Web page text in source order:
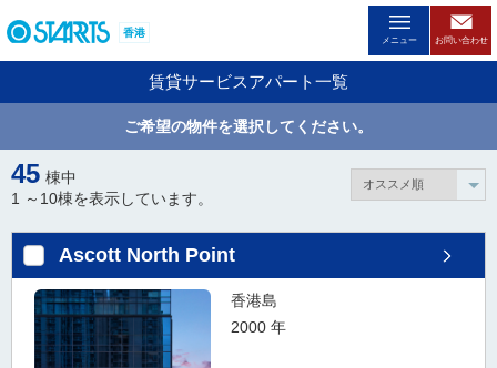
ー
ジ
す
る
た
の
香港
メニュー お問い合わせ
賃貸サービスアパート一覧
ご希望の物件を選択してください。
45 棟中
1 ～ 10棟を表示しています。
Ascott North Point
香港島
2000 年